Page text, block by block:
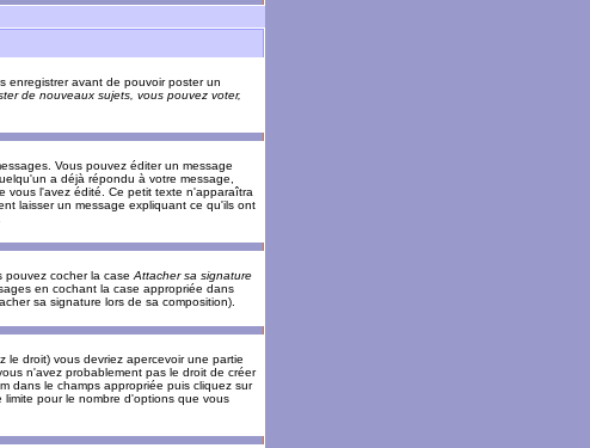
enregistrer avant de pouvoir poster un
de nouveaux sujets, vous pouvez voter,
Vous pouvez éditer un message
a déjà répondu à votre message,
vous l'avez édité. Ce petit texte n'apparaîtra
laisser un message expliquant ce qu'ils ont
cocher la case Attacher sa signature
en cochant la case appropriée dans
sa signature lors de sa composition).
droit) vous devriez apercevoir une partie
n'avez probablement pas le droit de créer
dans le champs appropriée puis cliquez sur
pour le nombre d'options que vous